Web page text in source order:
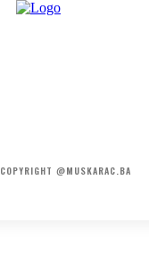
COPYRIGHT @MUSKARAC.BA